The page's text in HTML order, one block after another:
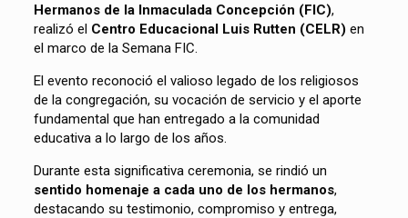
Hermanos de la Inmaculada Concepción (FIC),
realizó el Centro Educacional Luis Rutten (CELR) en
el marco de la Semana FIC.
El evento reconoció el valioso legado de los religiosos
de la congregación, su vocación de servicio y el aporte
fundamental que han entregado a la comunidad
educativa a lo largo de los años.
Durante esta significativa ceremonia, se rindió un
sentido homenaje a cada uno de los hermanos,
destacando su testimonio, compromiso y entrega,